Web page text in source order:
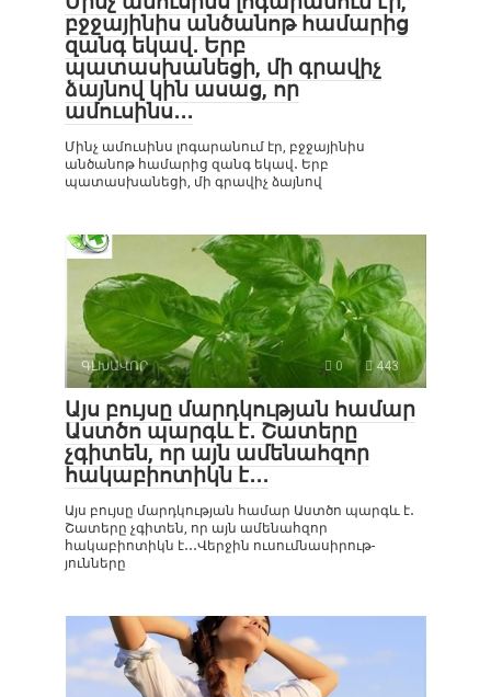
բջջայինիս անծանոթ համարից
զանգ եկավ․ Երբ
պատասխանեցի, մի գրավիչ
ձայնով կին ասաց, որ
ամուսինս․․․
Մինչ ամուսինս լոգարանում էր, բջջայինիս
անծանոթ համարից զանգ եկավ․ Երբ
պատասխանեցի, մի գրավիչ ձայնով
ԳԼԽԱՎՈՐ 0 443
Այս բույսը մարդկության համար
Աստծո պարգև է․ Շատերը
չգիտեն, որ այն ամենահզոր
հակաբիոտիկն է․․․
Այս բույսը մարդկության համար Աստծո պարգև է․
Շատերը չգիտեն, որ այն ամենահզոր
հակաբիոտիկն է․․․Վերջին ուսումնասիրութ-
յունները